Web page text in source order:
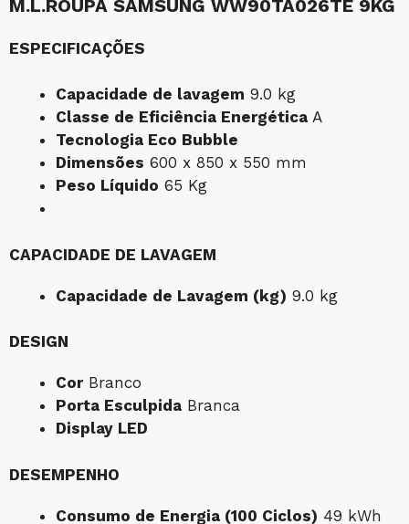
M.L.ROUPA SAMSUNG WW90TA026TE 9KG
ESPECIFICAÇÕES
Capacidade de lavagem 9.0 kg
Classe de Eficiência Energética A
Tecnologia Eco Bubble
Dimensões 600 x 850 x 550 mm
Peso Líquido 65 Kg
CAPACIDADE DE LAVAGEM
Capacidade de Lavagem (kg) 9.0 kg
DESIGN
CorBranco
Porta Esculpida Branca
Display LED
DESEMPENHO
Consumo de Energia (100 Ciclos) 49 kWh